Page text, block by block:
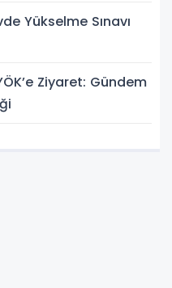
Yükselme Sınavı
Ziyaret: Gündem